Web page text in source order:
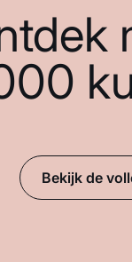
Bekijk de